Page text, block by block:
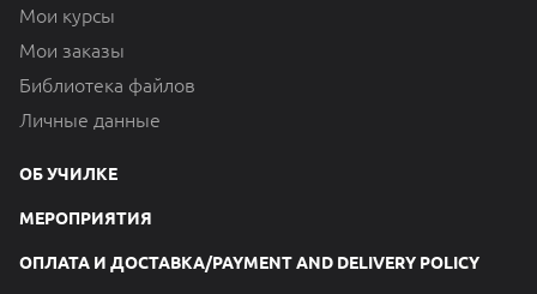
Мои курсы
Мои заказы
Библиотека файлов
Личные данные
ОБ УЧИЛКЕ
МЕРОПРИЯТИЯ
ОПЛАТА И ДОСТАВКА/PAYMENT AND DELIVERY POLICY